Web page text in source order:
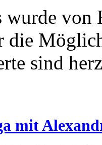
wurde
die
sind
mit